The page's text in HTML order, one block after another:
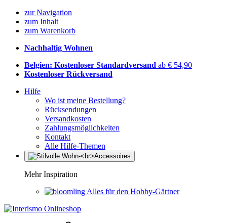
zur Navigation
zum Inhalt
zum Warenkorb
Nachhaltig Wohnen
Belgien: Kostenloser Standardversand ab € 54,90
Kostenloser Rückversand
Hilfe
Wo ist meine Bestellung?
Rücksendungen
Versandkosten
Zahlungsmöglichkeiten
Kontakt
Alle Hilfe-Themen
Mehr Inspiration
Alles für den Hobby-Gärtner